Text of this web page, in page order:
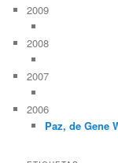
2009
2008
2007
2006
Paz, de Gene